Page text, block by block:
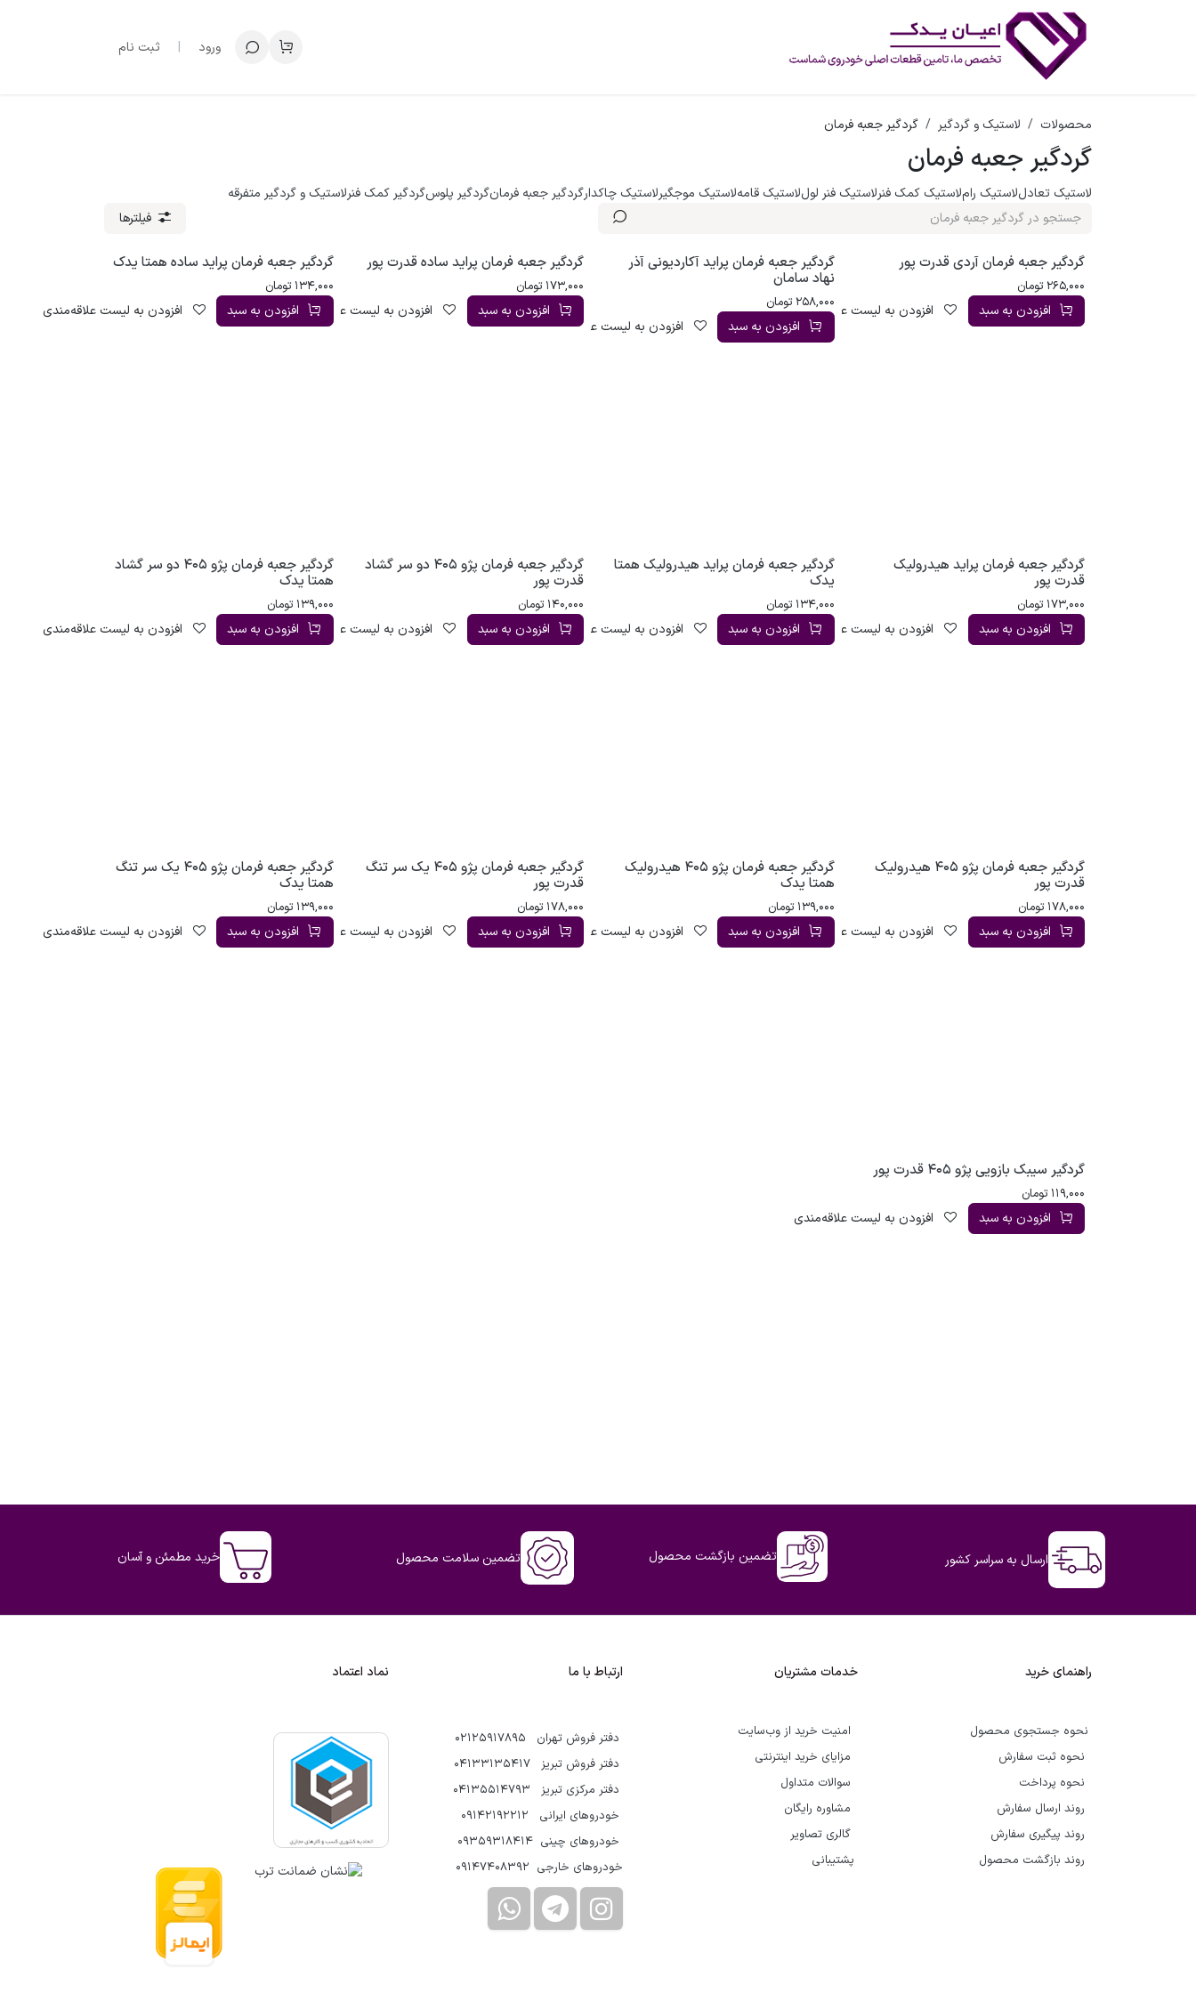
صرف نظر و مشاهده محتوا
ورود | ثبت نام
محصولات لاستیک و گردگیر گردگیر جعبه فرمان
گردگیر جعبه فرمان
لاستیک تعادللاستیک راملاستیک کمک فنرلاستیک فنر لوللاستیک قامهلاستیک موجگیرلاستیک چاکدارگردگیر جعبه فرمانگردگیر پلوسگردگیر کمک فنرلاستیک و گردگیر متفرقه
فیلترها
گردگیر جعبه فرمان آردی قدرت پور
265,000 تومان
افزودن به سبد افزودن به لیست علاقه‌مندی
گردگیر جعبه فرمان پراید آکاردیونی آذر
نهاد سامان
258,000 تومان
افزودن به سبد افزودن به لیست علاقه‌مندی
گردگیر جعبه فرمان پراید ساده قدرت پور
173,000 تومان
افزودن به سبد افزودن به لیست علاقه‌مندی
گردگیر جعبه فرمان پراید ساده همتا یدک
134,000 تومان
افزودن به سبد افزودن به لیست علاقه‌مندی
گردگیر جعبه فرمان پراید هیدرولیک
قدرت پور
173,000 تومان
افزودن به سبد افزودن به لیست علاقه‌مندی
گردگیر جعبه فرمان پراید هیدرولیک همتا
یدک
134,000 تومان
افزودن به سبد افزودن به لیست علاقه‌مندی
گردگیر جعبه فرمان پژو 405 دو سر گشاد
قدرت پور
140,000 تومان
افزودن به سبد افزودن به لیست علاقه‌مندی
گردگیر جعبه فرمان پژو 405 دو سر گشاد
همتا یدک
139,000 تومان
افزودن به سبد افزودن به لیست علاقه‌مندی
گردگیر جعبه فرمان پژو 405 هیدرولیک
قدرت پور
178,000 تومان
افزودن به سبد افزودن به لیست علاقه‌مندی
گردگیر جعبه فرمان پژو 405 هیدرولیک
همتا یدک
139,000 تومان
افزودن به سبد افزودن به لیست علاقه‌مندی
گردگیر جعبه فرمان پژو 405 یک سر تنگ
قدرت پور
178,000 تومان
افزودن به سبد افزودن به لیست علاقه‌مندی
گردگیر جعبه فرمان پژو 405 یک سر تنگ
همتا یدک
139,000 تومان
افزودن به سبد افزودن به لیست علاقه‌مندی
گردگیر سیبک بازویی پژو 405 قدرت پور
119,000 تومان
افزودن به سبد افزودن به لیست علاقه‌مندی
ارسال به سراسر کشور تضمین بازگشت محصول تضمین سلامت محصول خرید مطمئن و آسان
راهنمای خرید
نحوه جستجوی محصول
نحوه ثبت سفارش
نحوه پرداخت
روند ارسال سفارش
روند پیگیری سفارش
روند بازگشت محصول
خدمات مشتریان
امنیت خرید از وب‌سایت
مزایای خرید اینترنتی
سوالات متداول
مشاوره رایگان
گالری تصاویر
پشتیبانی
ارتباط با ما
دفتر فروش تهران 02125917895
دفتر فروش تبریز 04133135417
دفتر مرکزی تبریز 04135514793
خودروهای ایرانی 09142192212
خودروهای چینی 09359318414
خودروهای خارجی 09147408392
نماد اعتماد